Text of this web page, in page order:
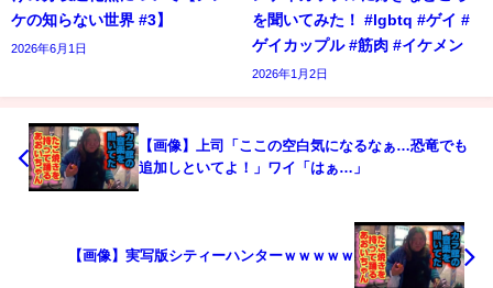
ケの知らない世界 #3】
2026年6月1日
を聞いてみた！ #lgbtq #ゲイ #
ゲイカップル #筋肉 #イケメン
2026年1月2日
【画像】上司「ここの空白気になるなぁ…恐竜でも
追加しといてよ！」ワイ「はぁ…」
【画像】実写版シティーハンターｗｗｗｗｗ